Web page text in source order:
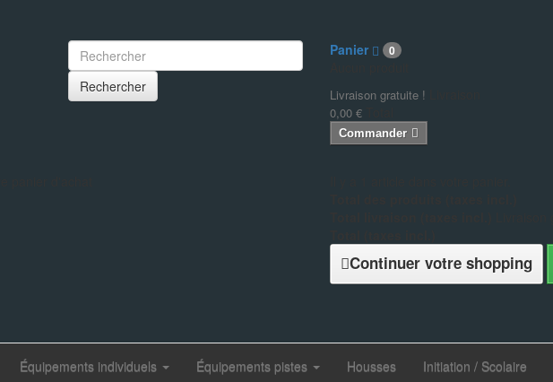
Rechercher
Panier 0
Livraison gratuite !
0,00 €
Commander
Continuer votre shopping
Équipements individuels Équipements pistes Housses Initiation / Scolaire